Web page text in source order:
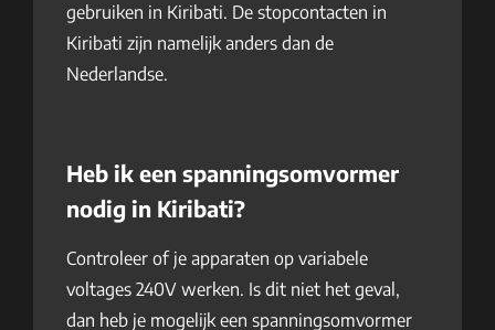
gebruiken in Kiribati. De stopcontacten in
Kiribati zijn namelijk anders dan de
Nederlandse.
Heb ik een spanningsomvormer
nodig in Kiribati?
Controleer of je apparaten op variabele
voltages 240V werken. Is dit niet het geval,
dan heb je mogelijk een spanningsomvormer